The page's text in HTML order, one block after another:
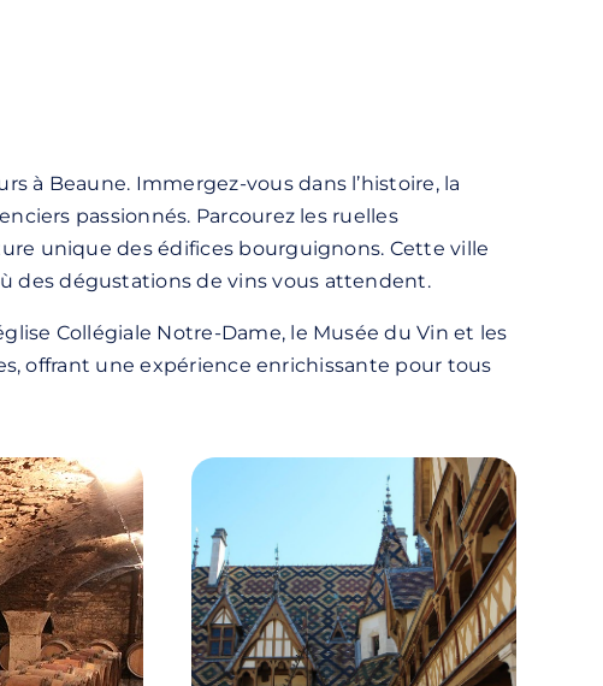
à Beaune. Immergez-vous dans l’histoire, la
passionnés. Parcourez les ruelles
unique des édifices bourguignons. Cette ville
des dégustations de vins vous attendent.
Collégiale Notre-Dame, le Musée du Vin et les
offrant une expérience enrichissante pour tous